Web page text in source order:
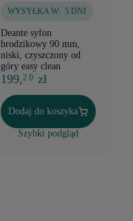
WYSYŁKA W: 5 DNI
Deante syfon
brodzikowy 90 mm,
niski, czyszczony od
góry easy clean
199,2 0 zł
Dodaj do koszyka
Szybki podgląd